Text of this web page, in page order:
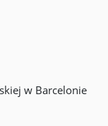
w Barcelonie